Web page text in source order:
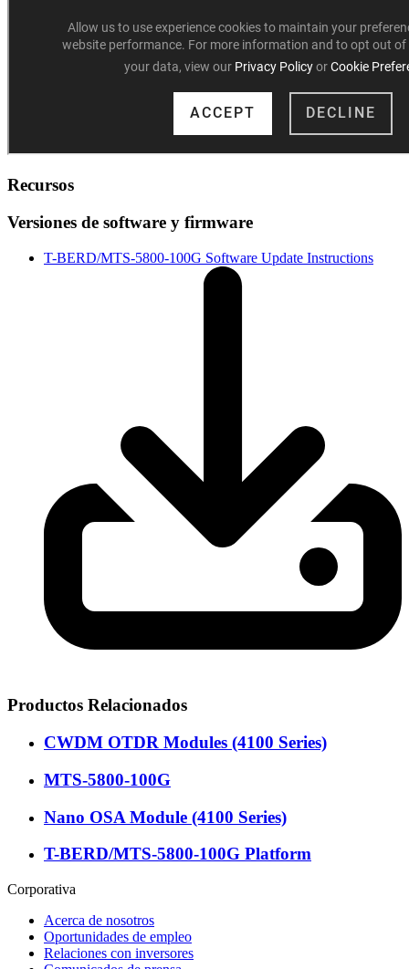
Recursos
Versiones de software y firmware
T-BERD/MTS-5800-100G Software Update Instructions
Productos Relacionados
CWDM OTDR Modules (4100 Series)
MTS-5800-100G
Nano OSA Module (4100 Series)
T-BERD/MTS-5800-100G Platform
Corporativa
Acerca de nosotros
Oportunidades de empleo
Relaciones con inversores